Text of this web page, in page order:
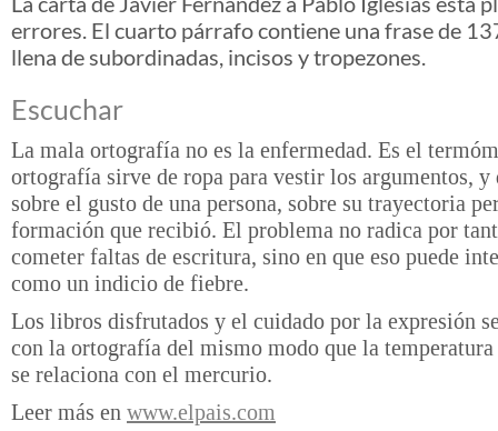
errores. El cuarto párrafo contiene una frase de
llena de subordinadas, incisos y tropezones.
Escuchar
La mala ortografía no es la enfermedad. Es el
ortografía sirve de ropa para vestir los argumentos, y
sobre el gusto de una persona, sobre su trayectoria
formación que recibió. El problema no radica por
cometer faltas de escritura, sino en que eso puede
como un indicio de fiebre.
Los libros disfrutados y el cuidado por la expresión
con la ortografía del mismo modo que la
se relaciona con el mercurio.
Leer más en www.elpais.com